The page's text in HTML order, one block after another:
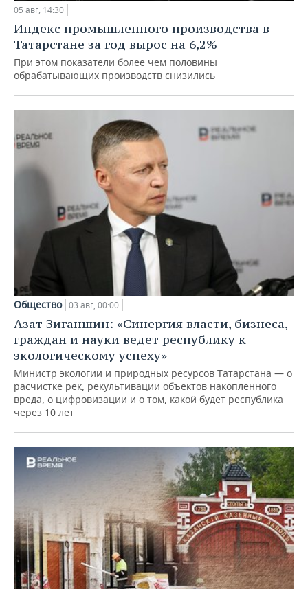
05 авг, 14:30
Индекс промышленного производства в
Татарстане за год вырос на 6,2%
При этом показатели более чем половины
обрабатывающих производств снизились
Общество 03 авг, 00:00
Азат Зиганшин: «Синергия власти, бизнеса,
граждан и науки ведет республику к
экологическому успеху»
Министр экологии и природных ресурсов Татарстана — о
расчистке рек, рекультивации объектов накопленного
вреда, о цифровизации и о том, какой будет республика
через 10 лет